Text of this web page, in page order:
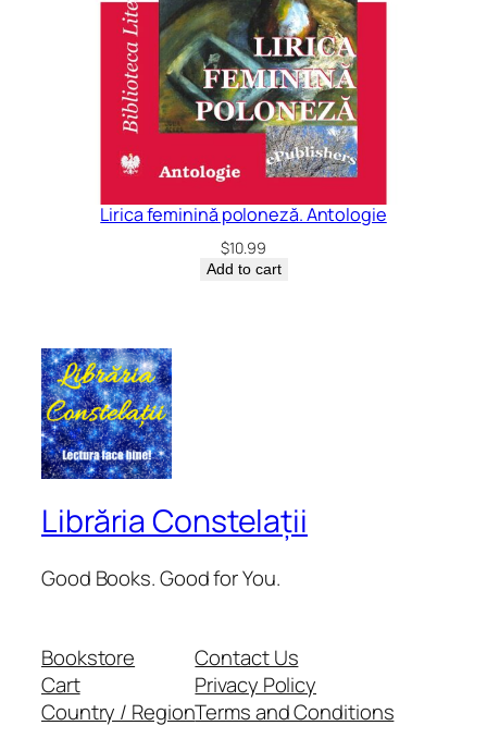
Lirica feminină poloneză. Antologie
$10.99
Add to cart
Librăria Constelații
Good Books. Good for You.
Bookstore
Cart
Country / Region
Contact Us
Privacy Policy
Terms and Conditions